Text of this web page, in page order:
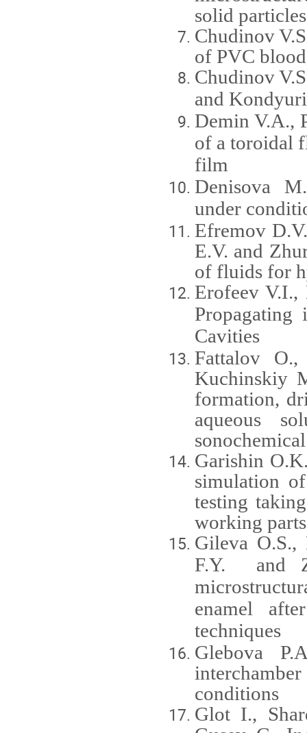
solid particles
Chudinov
of PVC
Chudinov V.S
and
Demin V.A.,
of a toroidal
film
Denisova
M.
under
Efremov
E.V. and
of fluids for
Erofeev V.I.,
Cavities
Fattalov
Kuchinskiy
formation,
aqueous
Garishin
simulation
testing
working parts
Gileva O.S.,
F.Y. and
enamel
techniques
Glebova
conditions
Glot I.,